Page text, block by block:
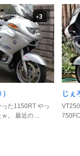
+3
た1150RT やっ
。 最近の ...
じぇ